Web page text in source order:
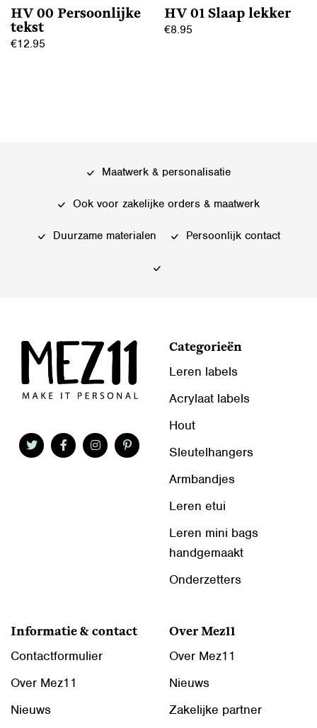
productpagina
HV 00 Persoonlijke
tekst
€12.95
HV 01 Slaap lekker
€8.95
Maatwerk & personalisatie
Ook voor zakelijke orders & maatwerk
Duurzame materialen Persoonlijk contact
Categorieën
Leren labels
Acrylaat labels
Hout
Sleutelhangers
Armbandjes
Leren etui
Leren mini bags
handgemaakt
Onderzetters
Informatie & contact
Contactformulier
Over Mez11
Nieuws
Over Mez11
Over Mez11
Nieuws
Zakelijke partner